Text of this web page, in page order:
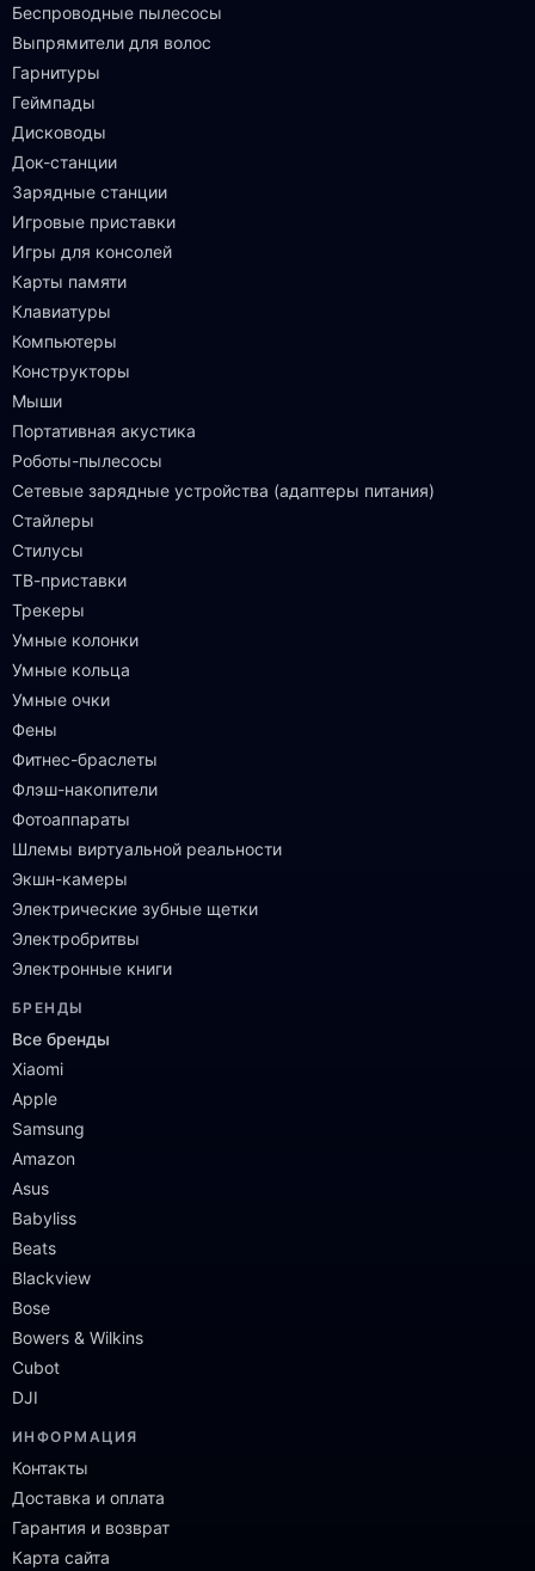
Беспроводные пылесосы
Выпрямители для волос
Гарнитуры
Геймпады
Дисководы
Док-станции
Зарядные станции
Игровые приставки
Игры для консолей
Карты памяти
Клавиатуры
Компьютеры
Конструкторы
Мыши
Портативная акустика
Роботы-пылесосы
Сетевые зарядные устройства (адаптеры питания)
Стайлеры
Стилусы
ТВ-приставки
Трекеры
Умные колонки
Умные кольца
Умные очки
Фены
Фитнес-браслеты
Флэш-накопители
Фотоаппараты
Шлемы виртуальной реальности
Экшн-камеры
Электрические зубные щетки
Электробритвы
Электронные книги
БРЕНДЫ
Все бренды
Xiaomi
Apple
Samsung
Amazon
Asus
Babyliss
Beats
Blackview
Bose
Bowers & Wilkins
Cubot
DJI
ИНФОРМАЦИЯ
Контакты
Доставка и оплата
Гарантия и возврат
Карта сайта